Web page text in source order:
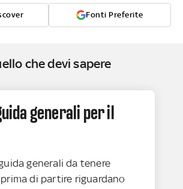
Fonti Preferite
che devi sapere
generali per il
generali da tenere
di partire riguardano